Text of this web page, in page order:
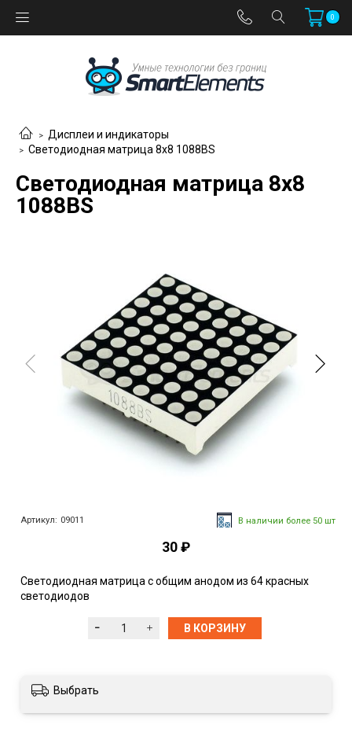
0
Дисплеи и индикаторы
Светодиодная матрица 8х8 1088BS
Светодиодная матрица 8х8
1088BS
Артикул: 09011 В наличии более 50 шт
30 ₽
Светодиодная матрица с общим анодом из 64 красных
светодиодов
В КОРЗИНУ
Выбрать